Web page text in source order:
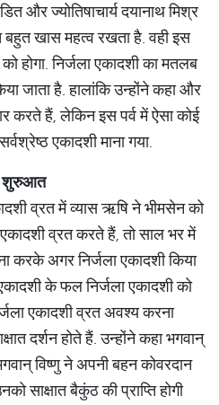
और ज्योतिषाचार्य दयानाथ मिश्र
बहुत खास महत्व रखता है. वही इस
होगा. निर्जला एकादशी का मतलब
जाता है. हालांकि उन्होंने कहा और
करते हैं, लेकिन इस पर्व में ऐसा कोई
एकादशी माना गया.
शुरुआत
व्रत में व्यास ऋषि ने भीमसेन को
व्रत करते हैं, तो साल भर में
करके अगर निर्जला एकादशी किया
के फल निर्जला एकादशी को
एकादशी व्रत अवश्य करना
दर्शन होते हैं. उन्होंने कहा भगवान्
विष्णु ने अपनी बहन कोवरदान
साक्षात बैकुंठ की प्राप्ति होगी